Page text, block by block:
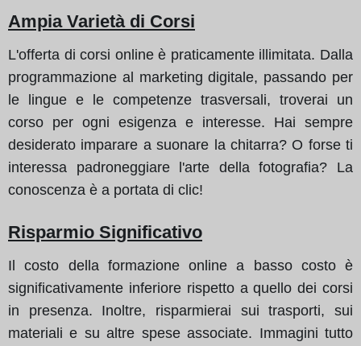
Ampia Varietà di Corsi
L'offerta di corsi online è praticamente illimitata. Dalla
programmazione al marketing digitale, passando per
le lingue e le competenze trasversali, troverai un
corso per ogni esigenza e interesse. Hai sempre
desiderato imparare a suonare la chitarra? O forse ti
interessa padroneggiare l'arte della fotografia? La
conoscenza è a portata di clic!
Risparmio Significativo
Il costo della formazione online a basso costo è
significativamente inferiore rispetto a quello dei corsi
in presenza. Inoltre, risparmierai sui trasporti, sui
materiali e su altre spese associate. Immagini tutto